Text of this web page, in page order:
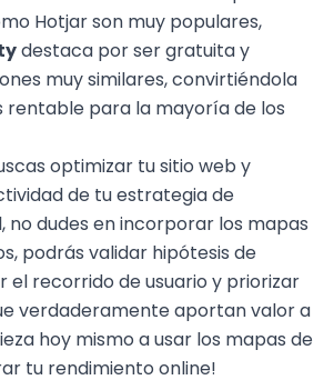
Hotjar son muy populares,
destaca por ser gratuita y
muy similares, convirtiéndola
rentable para la mayoría de los
optimizar tu sitio web y
de tuestrategia de
, no dudes en incorporar los mapas
podrás validar hipótesis de
el recorrido de usuario y priorizar
verdaderamente aportan valor a
hoy mismo a usar los mapas de
tu rendimiento online!